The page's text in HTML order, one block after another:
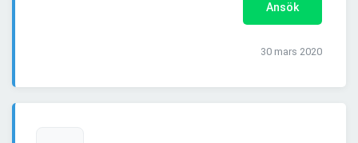
Ansök
30 mars 2020